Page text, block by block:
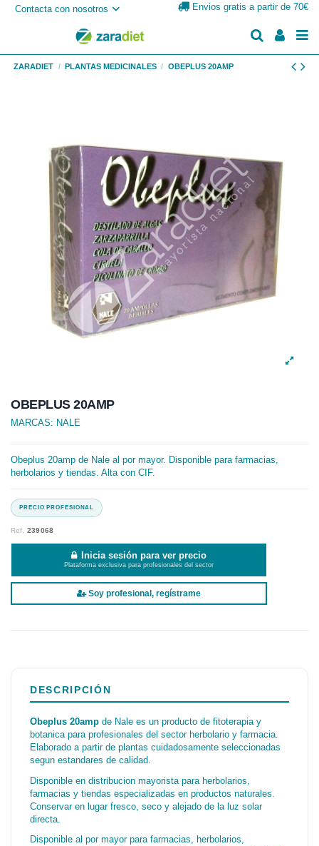
Contacta con nosotros Envios gratis a partir de 70€
ZARADIET PLANTAS MEDICINALES OBEPLUS 20AMP
OBEPLUS 20AMP
MARCAS: NALE
Obeplus 20amp de Nale al por mayor. Disponible para farmacias,
herbolarios y tiendas. Alta con CIF.
Ref.239068
Inicia sesión para ver precio
Plataforma exclusiva para profesionales del sector
Soy profesional, regístrame
DESCRIPCIÓN
Obeplus 20amp de Nale es un producto de fitoterapia y
botanica para profesionales del sector herbolario y farmacia.
Elaborado a partir de plantas cuidadosamente seleccionadas
segun estandares de calidad.
Disponible en distribucion mayorista para herbolarios,
farmacias y tiendas especializadas en productos naturales.
Conservar en lugar fresco, seco y alejado de la luz solar
directa.
Disponible al por mayor para farmacias, herbolarios,